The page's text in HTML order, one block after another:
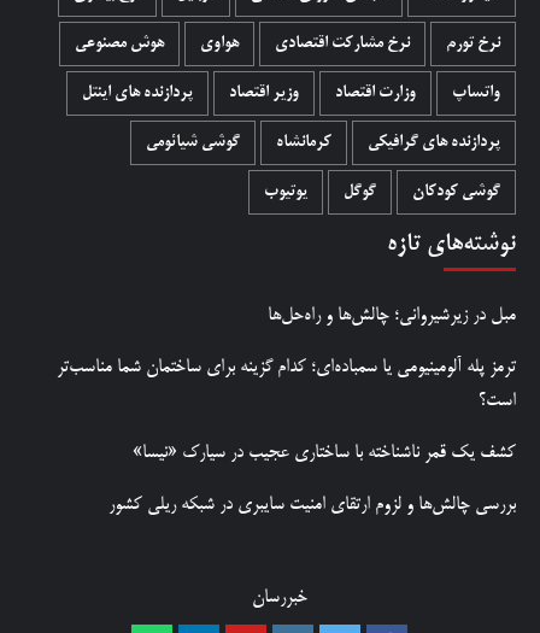
نرخ تورم نرخ مشارکت اقتصادی هواوی هوش مصنوعی
واتساپ وزارت اقتصاد وزیر اقتصاد پردازنده های اینتل
پردازنده های گرافیکی کرمانشاه گوشی شیائومی
گوشی کودکان گوگل یوتیوب
نوشته‌های تازه
مبل در زیرشیروانی؛ چالش‌ها و راه‌حل‌ها
ترمز پله آلومینیومی یا سمباده‌ای؛ کدام گزینه برای ساختمان شما مناسب‌تر
است؟
کشف یک قمر ناشناخته با ساختاری عجیب در سیارک «نیسا»
بررسی چالش‌ها و لزوم ارتقای امنیت سایبری در شبکه ریلی کشور
خبررسان